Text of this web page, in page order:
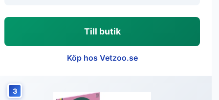
Till butik
Köp hos Vetzoo.se
3